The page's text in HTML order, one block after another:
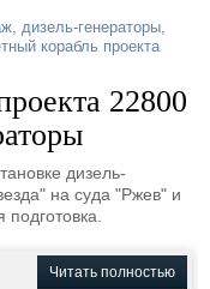
, дизель-генераторы,
корабль проекта
22800
дизель-
на суда "Ржев" и
Читать полностью